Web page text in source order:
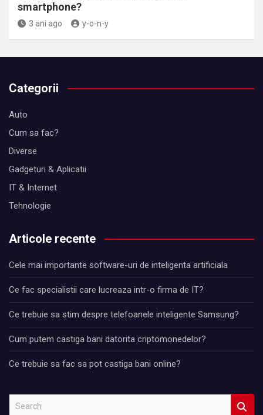
smartphone?
3 ani ago y-o-n-y
Categorii
Auto
Cum sa fac?
Diverse
Gadgeturi & Aplicatii
IT & Internet
Tehnologie
Articole recente
Cele mai importante software-uri de inteligenta artificiala
Ce fac specialistii care lucreaza intr-o firma de IT?
Ce trebuie sa stim despre telefoanele inteligente Samsung?
Cum putem castiga bani datorita criptomonedelor?
Ce trebuie sa fac sa pot castiga bani online?